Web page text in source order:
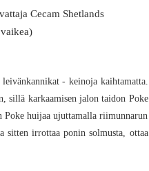
Cecam Shetlands
- keinoja kaihtamatta.
sillä karkaamisen jalon taidon Poke
Poke huijaa ujuttamalla riimunnarun
sitten irrottaa ponin solmusta, ottaa